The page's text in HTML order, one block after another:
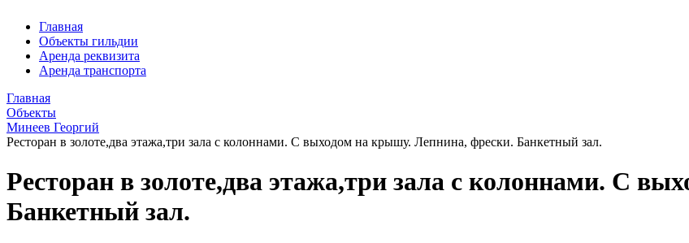
Главная
Объекты гильдии
Аренда реквизита
Аренда транспорта
Главная
Объекты
Минеев Георгий
Ресторан в золоте,два этажа,три зала с колоннами. С выходом на крышу. Лепнина, фрески. Банкетный зал.
Ресторан в золоте,два этажа,три зала с колоннами. С
Банкетный зал.